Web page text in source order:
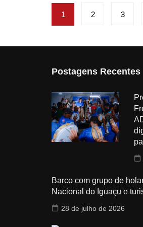
Paginação
de
posts
1 2 3
Postagens Recentes
Barco com grupo de
Nacional do Iguaçu e
28 de julho de 2026